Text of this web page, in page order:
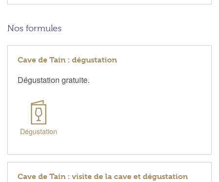
Nos formules
Cave de Tain : dégustation
Dégustation gratuite.
Dégustation
Cave de Tain : visite de la cave et dégustation